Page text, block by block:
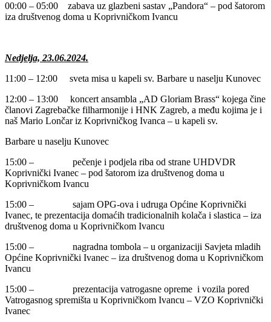
00:00 – 05:00 zabava uz glazbeni sastav „Pandora“ – pod šatorom
iza društvenog doma u Koprivničkom Ivancu
Nedjelja, 23.06.2024.
11:00 – 12:00 sveta misa u kapeli sv. Barbare u naselju Kunovec
12:00 – 13:00 koncert ansambla „AD Gloriam Brass“ kojega čine
članovi Zagrebačke filharmonije i HNK Zagreb, a među kojima je i
naš Mario Lončar iz Koprivničkog Ivanca – u kapeli sv.
Barbare u naselju Kunovec
15:00 – pečenje i podjela riba od strane UHDVDR
Koprivnički Ivanec – pod šatorom iza društvenog doma u
Koprivničkom Ivancu
15:00 – sajam OPG-ova i udruga Općine Koprivnički
Ivanec, te prezentacija domaćih tradicionalnih kolača i slastica – iza
društvenog doma u Koprivničkom Ivancu
15:00 – nagradna tombola – u organizaciji Savjeta mladih
Općine Koprivnički Ivanec – iza društvenog doma u Koprivničkom
Ivancu
15:00 – prezentacija vatrogasne opreme i vozila pored
Vatrogasnog spremišta u Koprivničkom Ivancu – VZO Koprivnički
Ivanec